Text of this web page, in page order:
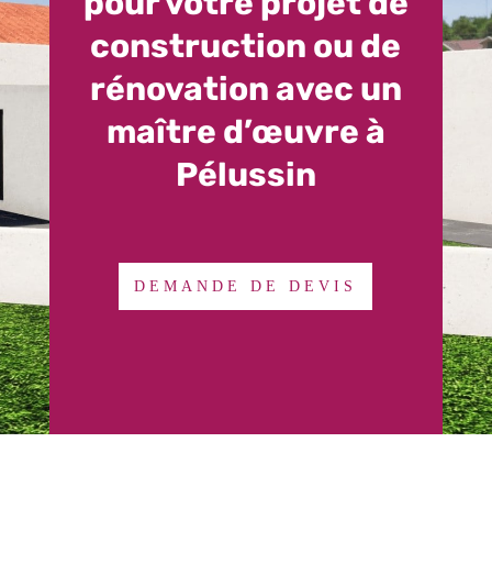
construction ou de
rénovation avec un
maître d’œuvre à
Pélussin
DEMANDE DE DEVIS